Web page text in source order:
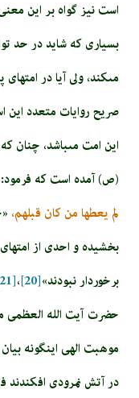
است نيز گواه بر اين
بسيارى كه شايد در حد
مى‏كند، ولى آيا در
صريح روايات متعدد اين
اين امت مى‏باشد، چنان
(ص) آمده است كه فرمود:
لم يعطها من كان قبلهم‏،
بخشيده و احدى از
برخوردار نبودند»[20] ،[21]
حضرت آیت الله العظمی
موهبت الهی اینگونه
در آتش نمرودى افكندند